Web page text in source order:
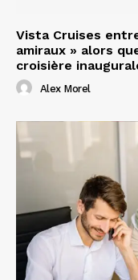
Vista Cruises
amiraux » alors
croisière
Alex Morel